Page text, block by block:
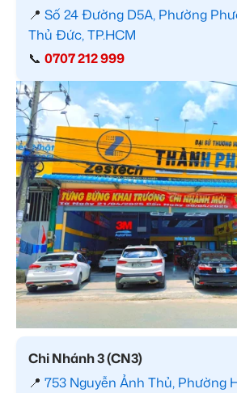
📍 Số 24 Đường D5A, Phường
Thủ Đức, TP.HCM
📞 0707 212 999
Chi Nhánh 3 (CN3)
📍 753 Nguyễn Ảnh Thủ, Phường